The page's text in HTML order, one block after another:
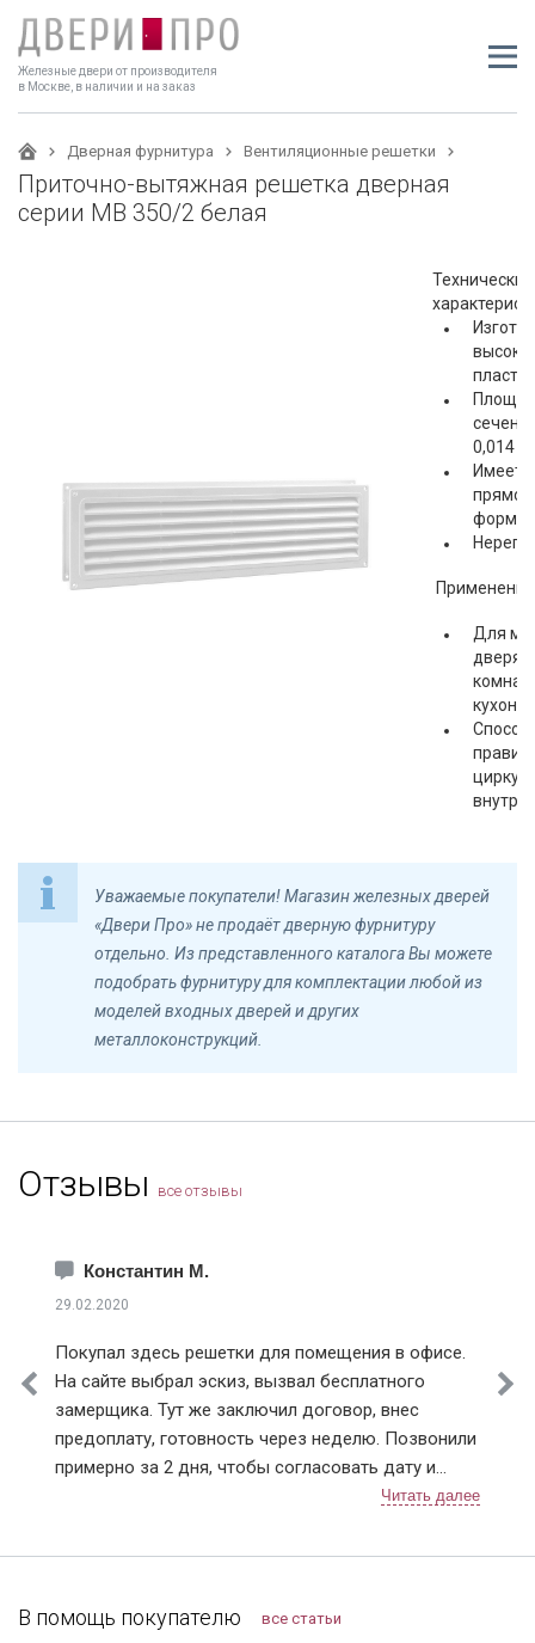
Железные двери от производителя
в Москве, в наличии и на заказ
Дверная фурнитура Вентиляционные решетки
Приточно-вытяжная решетка дверная
серии МВ 350/2 белая
Технические
0,014
Имеет
форму
Для
дверях
кухонь
внутри
Уважаемые покупатели! Магазин железных дверей
«Двери Про» не продаёт дверную фурнитуру
отдельно. Из представленного каталога Вы можете
подобрать фурнитуру для комплектации любой из
моделей входных дверей и других
металлоконструкций.
Отзывы все отзывы
Константин М.
29.02.2020
Покупал здесь решетки для помещения в офисе.
На сайте выбрал эскиз, вызвал бесплатного
замерщика. Тут же заключил договор, внес
предоплату, готовность через неделю. Позвонили
примерно за 2 дня, чтобы согласовать дату и
время монтажа. В назначенный день приехали два
осмотреть. По эскизу все сошлось, сварных швов
подтеков. По всем выполненным работам
В помощь покупателю все статьи